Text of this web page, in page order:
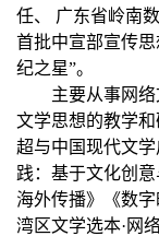
任、 广东省岭南
首批中宣部宣传思
纪之星”。
主要从事网络
文学思想的教学和
超与中国现代文
践 ：基于文化创
海外传播》《数
湾区文学选本·网